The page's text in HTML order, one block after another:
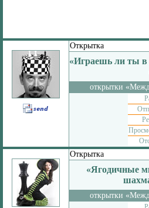
Открытка
«Играешь ли ты
открытки
Открытка
«Ягодичные
открытки